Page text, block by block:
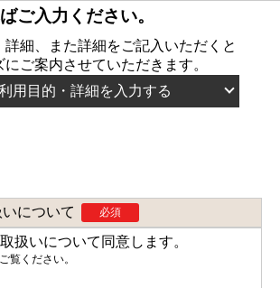
ご入力ください。
詳細、また詳細をご記入いただくと
にご案内させていただきます。
用目的・詳細を入力する
会
式
について 必須
扱いについて同意します。
覧ください。